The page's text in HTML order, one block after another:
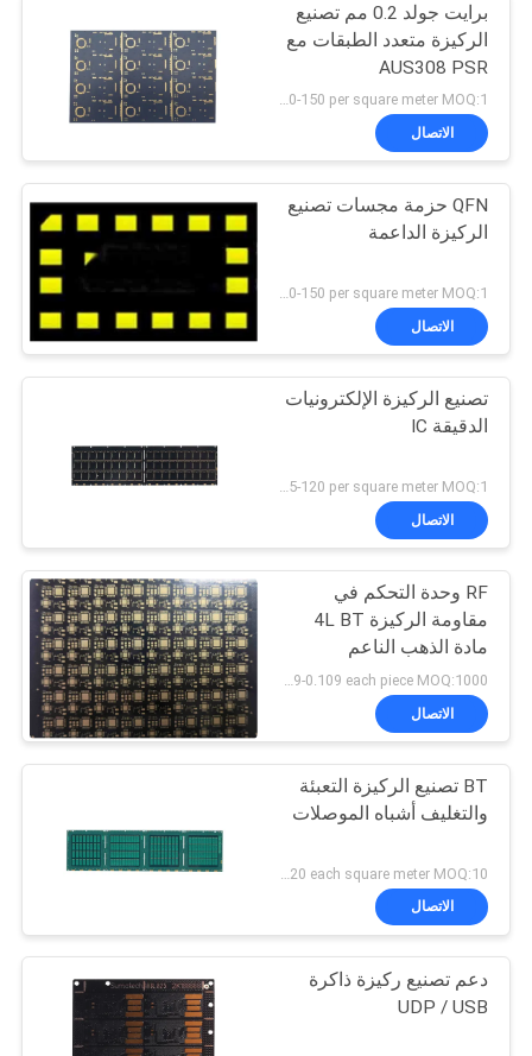
أخبار
اطلب
اقتباس
خريطة
PRIVACY
POLICY
برايت جولد 0.2 مم تصنيع
الركيزة متعدد الطبقات مع
AUS308 PSR
US 120-150 per square meter MOQ:1 متر مربع
الاتصال
QFN حزمة مجسات تصنيع
الركيزة الداعمة
US 120-150 per square meter MOQ:1 متر مربع
الاتصال
تصنيع الركيزة الإلكترونيات
الدقيقة IC
الاتصال
RF وحدة التحكم في
مقاومة الركيزة 4L BT
مادة الذهب الناعم
الاتصال
BT تصنيع الركيزة التعبئة
والتغليف أشباه الموصلات
الاتصال
دعم تصنيع ركيزة ذاكرة
UDP / USB